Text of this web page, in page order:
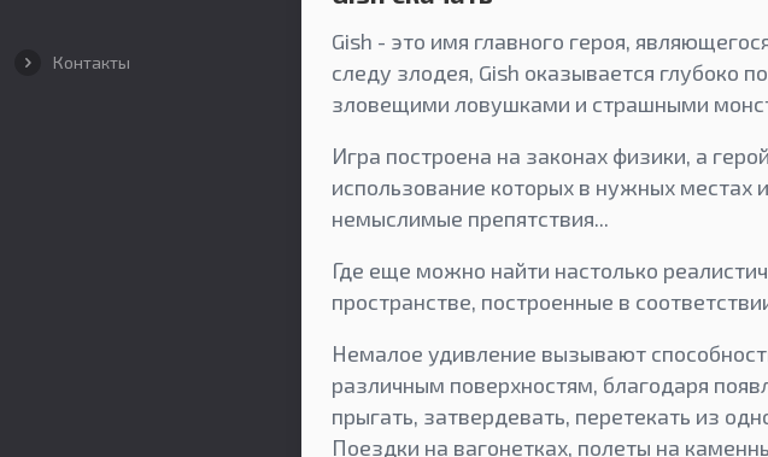
Контакты
Gish - это имя главного героя,
следу злодея, Gish оказывается глубоко
зловещими ловушками и страшными
Игра построена на законах физики, а
использование которых в нужных местах
немыслимые препятствия...
Где еще можно найти настолько
пространстве, построенные в
Немалое удивление вызывают
различным поверхностям, благодаря
прыгать, затвердевать, перетекать из
Поездки на вагонетках, полеты на